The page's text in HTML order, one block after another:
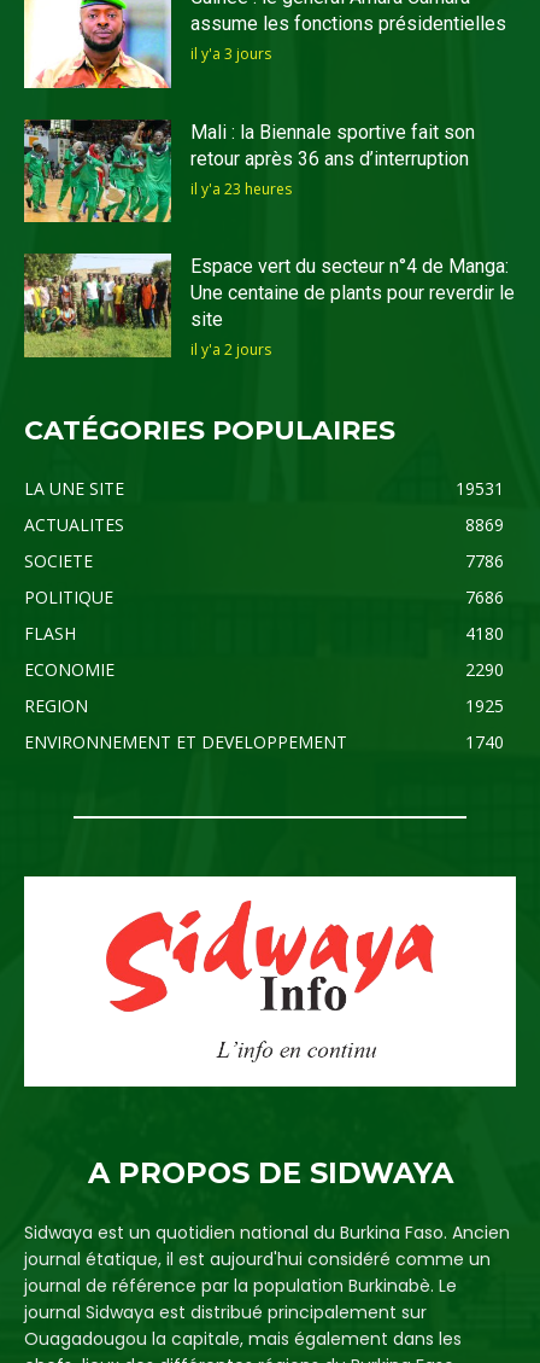
assume les fonctions présidentielles
il y'a 3 jours
Mali : la Biennale sportive fait son
retour après 36 ans d’interruption
il y'a 23 heures
Espace vert du secteur n°4 de Manga:
Une centaine de plants pour reverdir le
site
il y'a 2 jours
CATÉGORIES POPULAIRES
LA UNE SITE
19531
ACTUALITES
8869
SOCIETE
7786
POLITIQUE
7686
FLASH
4180
ECONOMIE
2290
REGION
1925
ENVIRONNEMENT ET DEVELOPPEMENT
1740
A PROPOS DE SIDWAYA
Sidwaya est un quotidien national du Burkina Faso. Ancien
journal étatique, il est aujourd'hui considéré comme un
journal de référence par la population Burkinabè. Le
journal Sidwaya est distribué principalement sur
Ouagadougou la capitale, mais également dans les